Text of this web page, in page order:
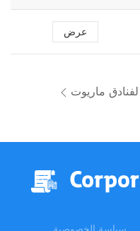
عرض
ماريوت